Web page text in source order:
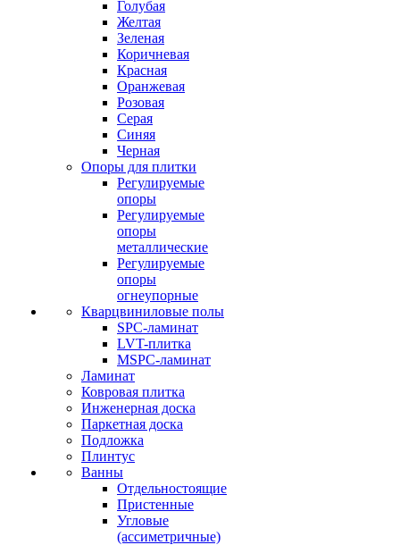
Голубая
Желтая
Зеленая
Коричневая
Красная
Оранжевая
Розовая
Серая
Синяя
Черная
Опоры для плитки
Регулируемые
опоры
Регулируемые
опоры
металлические
Регулируемые
опоры
огнеупорные
Кварцвиниловые полы
SPC-ламинат
LVT-плитка
MSPC-ламинат
Ламинат
Ковровая плитка
Инженерная доска
Паркетная доска
Подложка
Плинтус
Ванны
Отдельностоящие
Пристенные
Угловые
(ассиметричные)